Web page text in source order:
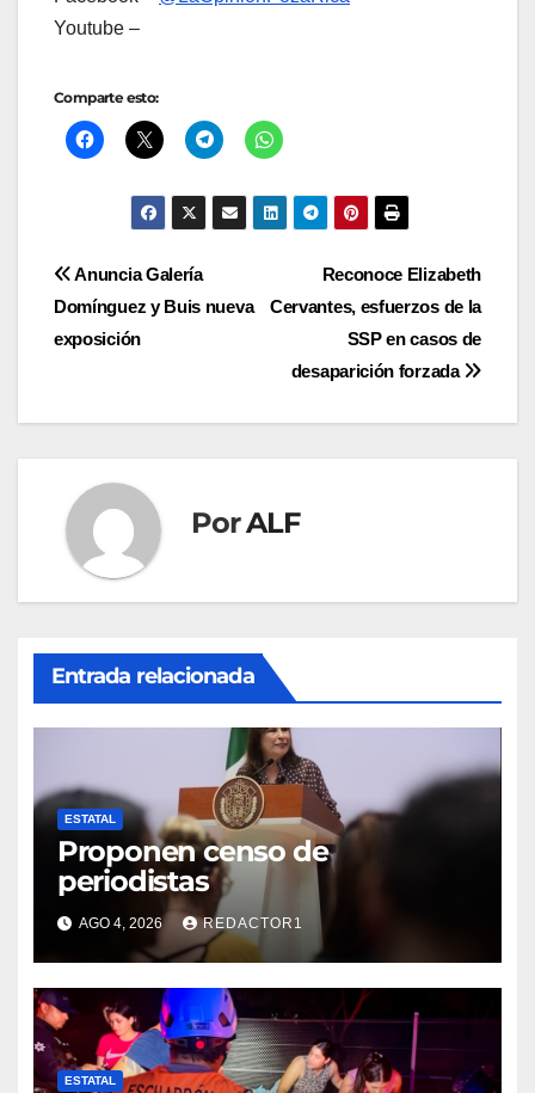
Youtube –
Comparte esto:
Navegación
de
Reconoce Elizabeth
Cervantes, esfuerzos de la
SSP en casos de
desaparición forzada
Anuncia Galería
Domínguez y Buis nueva
exposición
PorALF
Entrada relacionada
ESTATAL
Proponen censo de
periodistas
AGO 4, 2026 REDACTOR1
ESTATAL